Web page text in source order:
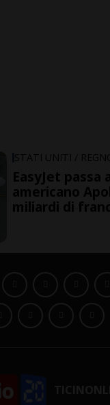
STATI UNITI /
EasyJet passa
americano
miliardi di